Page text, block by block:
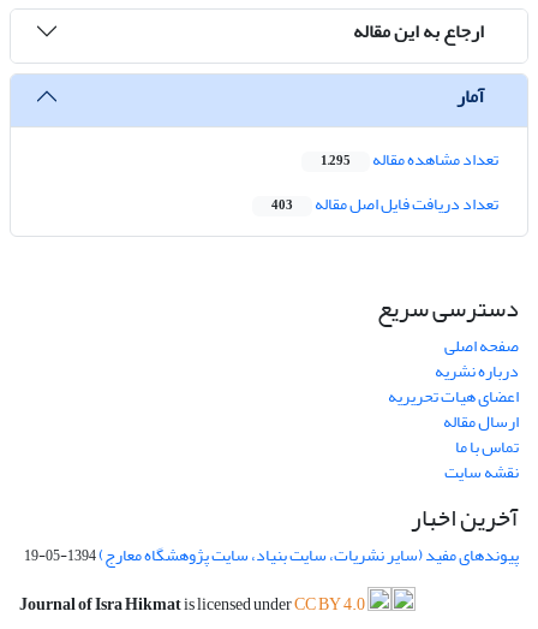
ارجاع به این مقاله
آمار
تعداد مشاهده مقاله 1,295
تعداد دریافت فایل اصل مقاله 403
دسترسی سریع
صفحه اصلی
درباره نشریه
اعضای هیات تحریریه
ارسال مقاله
تماس با ما
نقشه سایت
آخرین اخبار
پیوندهای مفید (سایر نشریات، سایت بنیاد، سایت پژوهشگاه معارج)1394-05-19
Journal of Isra Hikmatis licensed underCC BY 4.0